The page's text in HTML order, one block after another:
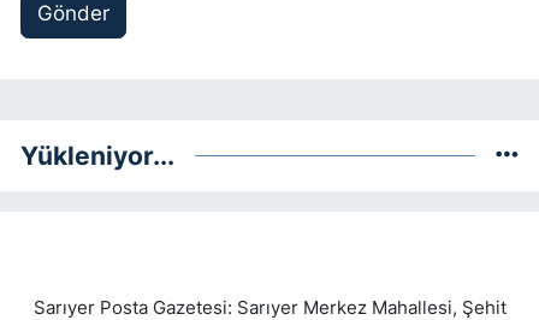
Gönder
Yükleniyor...
Sarıyer Posta Gazetesi: Sarıyer Merkez Mahallesi, Şehit